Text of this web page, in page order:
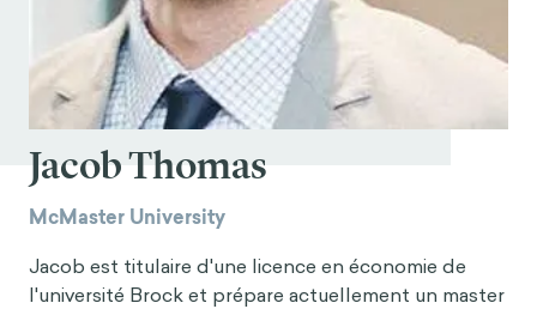
Jacob Thomas
McMaster University
Jacob est titulaire d'une licence en économie de
l'université Brock et prépare actuellement un master